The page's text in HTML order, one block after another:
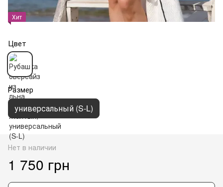
Хит
Цвет
Размер
универсальный (S-L)
Нет в наличии
1 750 грн